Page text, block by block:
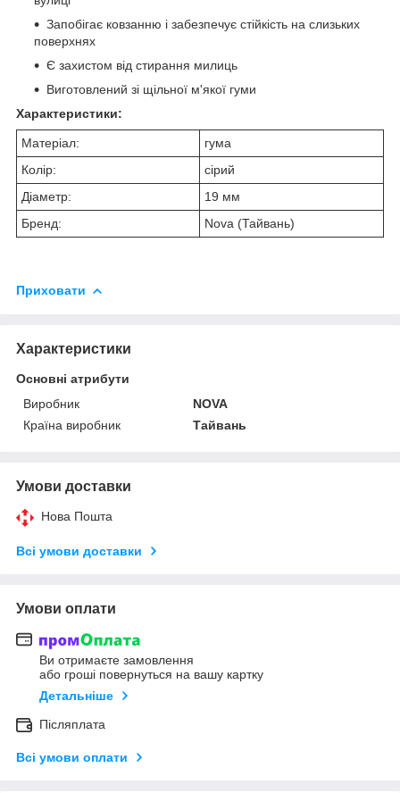
Запобігає ковзанню і забезпечує стійкість на слизьких
поверхнях
Є захистом від стирання милиць
Виготовлений зі щільної м'якої гуми
Характеристики:
Матеріал:
гума
Колір:
сірий
Діаметр:
19 мм
Бренд:
Nova (Тайвань)
Приховати
Характеристики
Основні атрибути
Виробник
NOVA
Країна виробник
Тайвань
Умови доставки
Нова Пошта
Всі умови доставки
Умови оплати
Ви отримаєте замовлення
або гроші повернуться на вашу картку
Детальніше
Післяплата
Всі умови оплати